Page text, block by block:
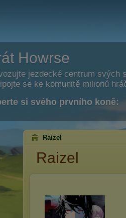
Howrse
jezdecké centrum svých
se ke komunitě milionů
si svého prvního koně:
Raizel
Raizel